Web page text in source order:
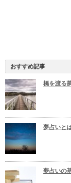
おすすめ記事
橋を渡る
夢占いと
夢占いの